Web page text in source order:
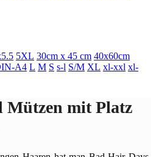
5XL 30cm x 45 cm 40x60cm
A4 L M S s-l S/M XL xl-xxl xl-
Mützen mit Platz